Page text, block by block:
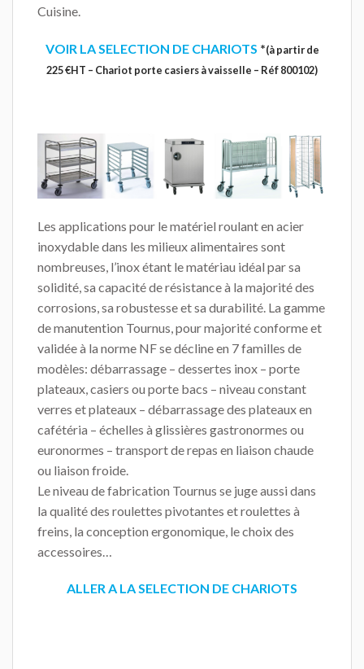
Cuisine.
VOIR LA SELECTION DE CHARIOTS *(à partir de
225 €HT – Chariot porte casiers à vaisselle – Réf 800102)
Les applications pour le matériel roulant en acier
inoxydable dans les milieux alimentaires sont
nombreuses, l’inox étant le matériau idéal par sa
solidité, sa capacité de résistance à la majorité des
corrosions, sa robustesse et sa durabilité. La gamme
de manutention Tournus, pour majorité conforme et
validée à la norme NF se décline en 7 familles de
modèles: débarrassage – dessertes inox – porte
plateaux, casiers ou porte bacs – niveau constant
verres et plateaux – débarrassage des plateaux en
cafétéria – échelles à glissières gastronormes ou
euronormes – transport de repas en liaison chaude
ou liaison froide.
Le niveau de fabrication Tournus se juge aussi dans
la qualité des roulettes pivotantes et roulettes à
freins, la conception ergonomique, le choix des
accessoires…
ALLER A LA SELECTION DE CHARIOTS